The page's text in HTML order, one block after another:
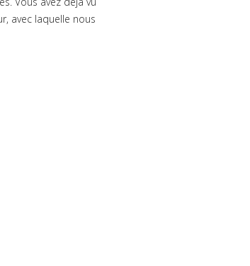
avec laquelle nous